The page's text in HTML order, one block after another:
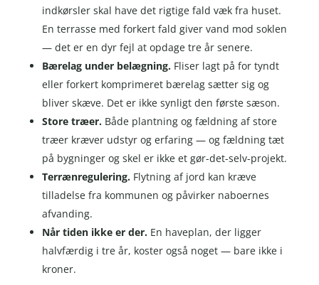
indkørsler skal have det rigtige fald væk fra huset.
En terrasse med forkert fald giver vand mod soklen
— det er en dyr fejl at opdage tre år senere.
Bærelag under belægning.Fliser lagt på for tyndt
eller forkert komprimeret bærelag sætter sig og
bliver skæve. Det er ikke synligt den første sæson.
Store træer.Både plantning og fældning af store
træer kræver udstyr og erfaring — og fældning tæt
på bygninger og skel er ikke et gør-det-selv-projekt.
Terrænregulering.Flytning af jord kan kræve
tilladelse fra kommunen og påvirker naboernes
afvanding.
Når tiden ikke er der.En haveplan, der ligger
halvfærdig i tre år, koster også noget — bare ikke i
kroner.